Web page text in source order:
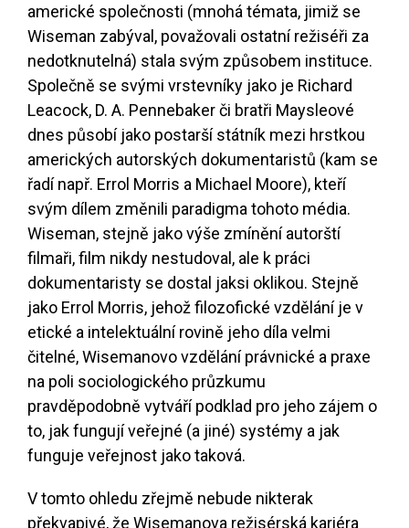
americké společnosti (mnohá témata, jimiž se
Wiseman zabýval, považovali ostatní režiséři za
nedotknutelná) stala svým způsobem instituce.
Společně se svými vrstevníky jako je Richard
Leacock, D. A. Pennebaker či bratři Maysleové
dnes působí jako postarší státník mezi hrstkou
amerických autorských dokumentaristů (kam se
řadí např. Errol Morris a Michael Moore), kteří
svým dílem změnili paradigma tohoto média.
Wiseman, stejně jako výše zmínění autorští
filmaři, film nikdy nestudoval, ale k práci
dokumentaristy se dostal jaksi oklikou. Stejně
jako Errol Morris, jehož filozofické vzdělání je v
etické a intelektuální rovině jeho díla velmi
čitelné, Wisemanovo vzdělání právnické a praxe
na poli sociologického průzkumu
pravděpodobně vytváří podklad pro jeho zájem o
to, jak fungují veřejné (a jiné) systémy a jak
funguje veřejnost jako taková.
V tomto ohledu zřejmě nebude nikterak
překvapivé, že Wisemanova režisérská kariéra